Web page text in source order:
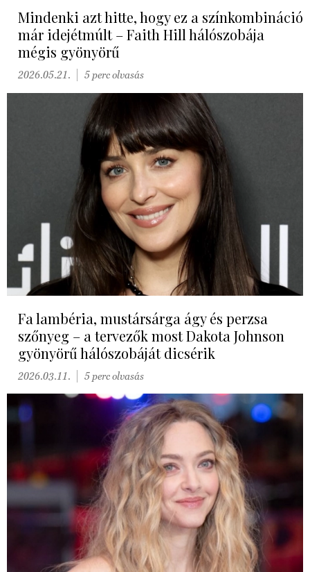
Mindenki azt hitte, hogy ez a színkombináció
már idejétmúlt – Faith Hill hálószobája
mégis gyönyörű
2026.05.21. 5 perc olvasás
Fa lambéria, mustársárga ágy és perzsa
szőnyeg – a tervezők most Dakota Johnson
gyönyörű hálószobáját dicsérik
2026.03.11. 5 perc olvasás